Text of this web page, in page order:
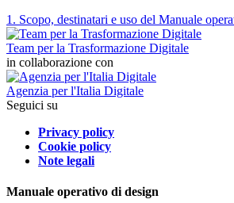
1. Scopo, destinatari e uso del Manuale
Team per la Trasformazione Digitale
in collaborazione con
Agenzia per l'Italia Digitale
Seguici su
Privacy policy
Cookie policy
Note legali
Manuale operativo di design